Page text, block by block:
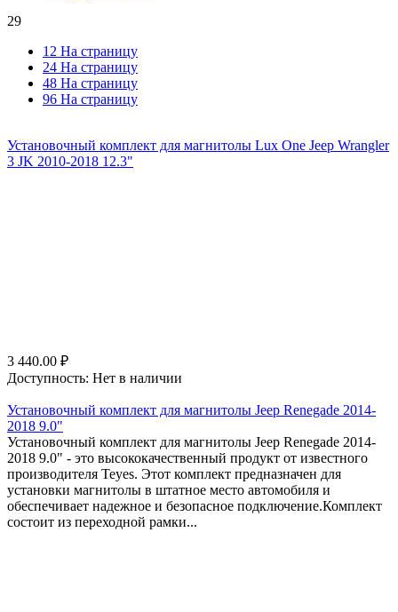
29
12 На страницу
24 На страницу
48 На страницу
96 На страницу
Установочный комплект для магнитолы Lux One Jeep Wrangler
3 JK 2010-2018 12.3"
3 440.00 ₽
Доступность: Нет в наличии
Установочный комплект для магнитолы Jeep Renegade 2014-
2018 9.0"
Установочный комплект для магнитолы Jeep Renegade 2014-
2018 9.0" - это высококачественный продукт от известного
производителя Teyes. Этот комплект предназначен для
установки магнитолы в штатное место автомобиля и
обеспечивает надежное и безопасное подключение.Комплект
состоит из переходной рамки...